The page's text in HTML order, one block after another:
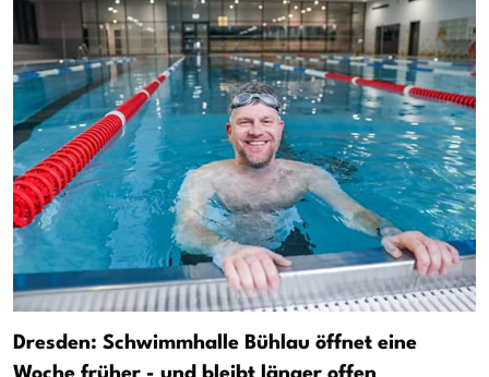
Dresden: Schwimmhalle Bühlau öffnet eine